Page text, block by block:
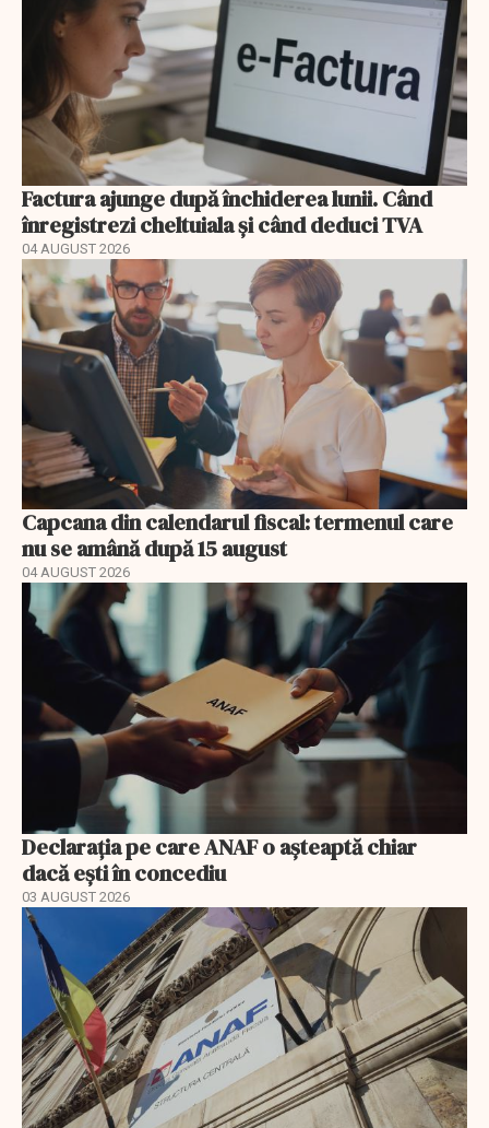
Factura ajunge după închiderea lunii. Când
înregistrezi cheltuiala și când deduci TVA
04 AUGUST 2026
Capcana din calendarul fiscal: termenul care
nu se amână după 15 august
04 AUGUST 2026
Declarația pe care ANAF o așteaptă chiar
dacă ești în concediu
03 AUGUST 2026